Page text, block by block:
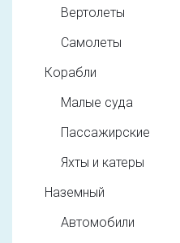
Вертолеты
Самолеты
Корабли
Малые суда
Пассажирские
Яхты и катеры
Наземный
Автомобили